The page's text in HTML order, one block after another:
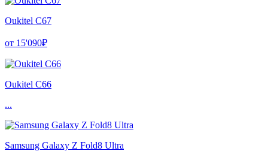
Oukitel C67
от 15'090₽
Oukitel C66
...
Samsung Galaxy Z Fold8 Ultra